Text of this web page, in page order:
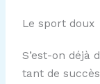
Le sport doux
S’est-on déjà
tant de